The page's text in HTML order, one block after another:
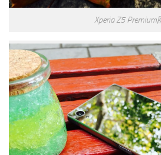
Xperia Z5 Premium